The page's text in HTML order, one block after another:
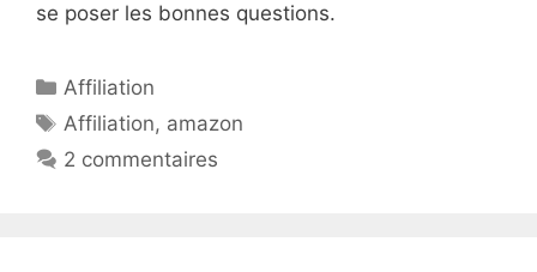
se poser les bonnes questions.
Catégories
Affiliation
Étiquettes
Affiliation, amazon
2 commentaires